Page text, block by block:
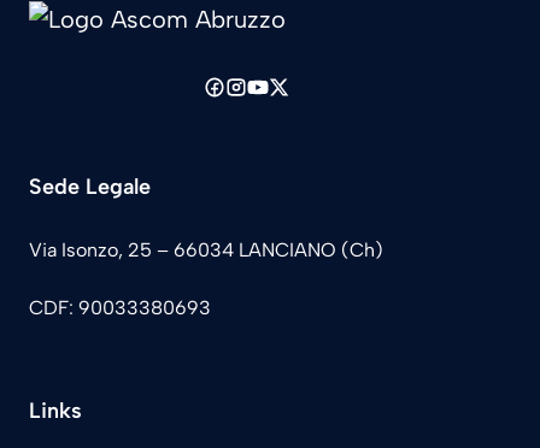
Sede Legale
Via Isonzo, 25 – 66034 LANCIANO (Ch)
CDF: 90033380693
Links